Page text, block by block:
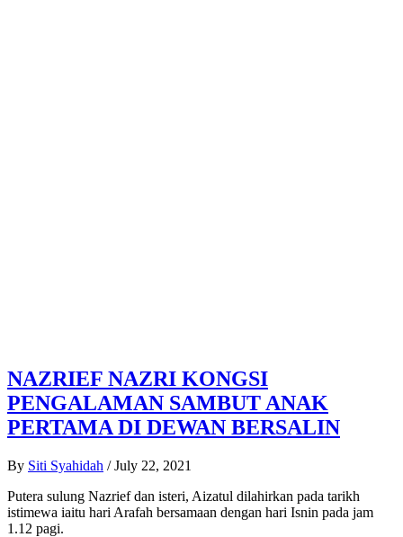
NAZRIEF NAZRI KONGSI
PENGALAMAN SAMBUT ANAK
PERTAMA DI DEWAN BERSALIN
By Siti Syahidah / July 22, 2021
Putera sulung Nazrief dan isteri, Aizatul dilahirkan pada tarikh
istimewa iaitu hari Arafah bersamaan dengan hari Isnin pada jam
1.12 pagi.